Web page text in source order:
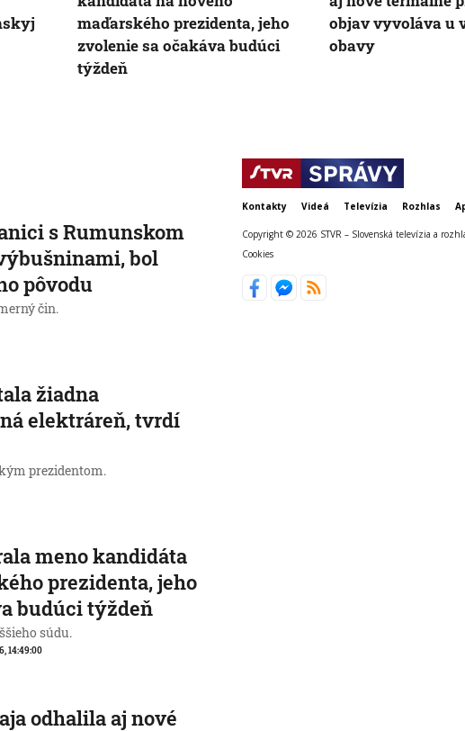
maďarského prezidenta, jeho
zvolenie sa očakáva budúci
týždeň
objav vyvoláva u
obavy
s Rumunskom
bol
pôvodu
čin.
žiadna
elektráreň, tvrdí
prezidentom.
meno kandidáta
prezidenta, jeho
budúci týždeň
súdu.
14:49:00
odhalila aj nové
Kontakty Videá Televízia Rozhlas
Copyright © 2026 STVR – Slovenská televízia a
Cookies